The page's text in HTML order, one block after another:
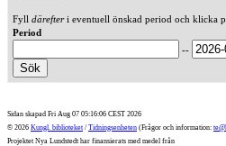
Fyll därefteri eventuell önskad period och klicka
Period
--
Sidan skapad Fri Aug 07 05:16:06 CEST 2026
© 2026 Kungl. biblioteket / Tidningsenheten (Frågor och information:
Projektet Nya Lundstedt har finansierats med medel från